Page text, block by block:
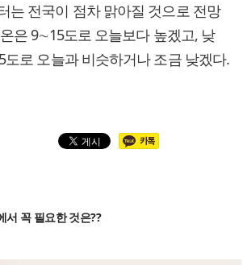
는 전국이 점차 맑아질 것으로 전망
은 9∼15도로 오늘보다 높겠고, 낮
로 오늘과 비슷하거나 조금 낮겠다.
꼭 필요한 것은??